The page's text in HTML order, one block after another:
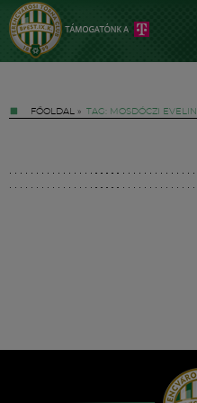
FŐOLDAL » TAG: MOSDÓCZI EVELIN
Hírek